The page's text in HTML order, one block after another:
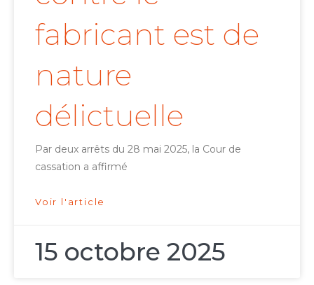
fabricant est de
nature
délictuelle
Par deux arrêts du 28 mai 2025, la Cour de
cassation a affirmé
Voir l'article
15 octobre 2025